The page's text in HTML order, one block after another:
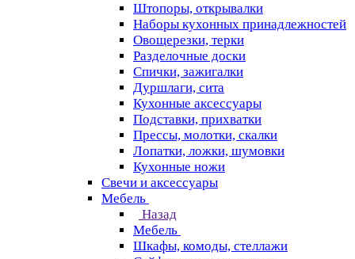
Штопоры, открывалки
Наборы кухонных принадлежностей
Овощерезки, терки
Разделочные доски
Спички, зажигалки
Дуршлаги, сита
Кухонные аксессуары
Подставки, прихватки
Прессы, молотки, скалки
Лопатки, ложки, шумовки
Кухонные ножи
Свечи и аксессуары
Мебель
Назад
Мебель
Шкафы, комоды, стеллажи